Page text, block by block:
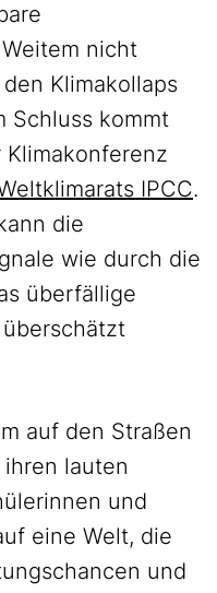
nicht
Klimakollaps
Schluss kommt
IPCC.
die
wie durch die
überfällige
auf den Straßen
lauten
und
eine Welt, die
und